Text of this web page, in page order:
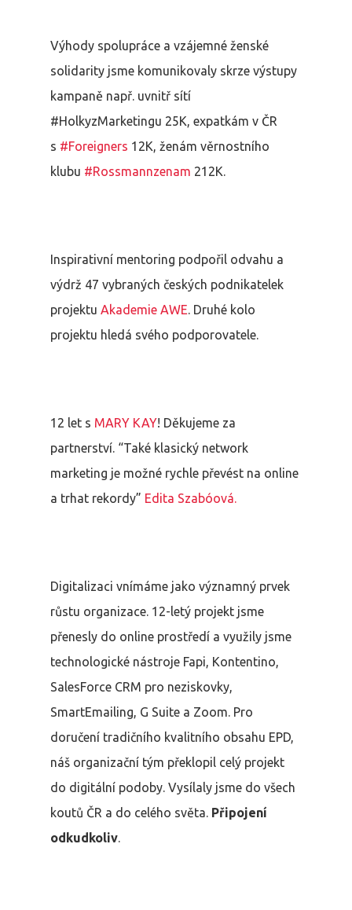
Výhody spolupráce a vzájemné ženské
solidarity jsme komunikovaly skrze výstupy
kampaně např. uvnitř sítí
#HolkyzMarketingu 25K, expatkám v ČR
s #Foreigners 12K, ženám věrnostního
klubu #Rossmannzenam 212K.
Inspirativní mentoring podpořil odvahu a
výdrž 47 vybraných českých podnikatelek
projektu Akademie AWE. Druhé kolo
projektu hledá svého podporovatele.
12 let s MARY KAY! Děkujeme za
partnerství. “Také klasický network
marketing je možné rychle převést na online
a trhat rekordy” Edita Szabóová.
Digitalizaci vnímáme jako významný prvek
růstu organizace. 12-letý projekt jsme
přenesly do online prostředí a využily jsme
technologické nástroje Fapi, Kontentino,
SalesForce CRM pro neziskovky,
SmartEmailing, G Suite a Zoom. Pro
doručení tradičního kvalitního obsahu EPD,
náš organizační tým překlopil celý projekt
do digitální podoby. Vysílaly jsme do všech
koutů ČR a do celého světa. Připojení
odkudkoliv.